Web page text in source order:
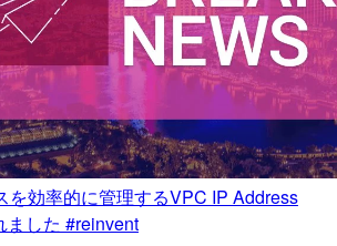
を効率的に管理するVPC IP Address
ました #reinvent